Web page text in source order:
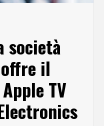
società
il
TV